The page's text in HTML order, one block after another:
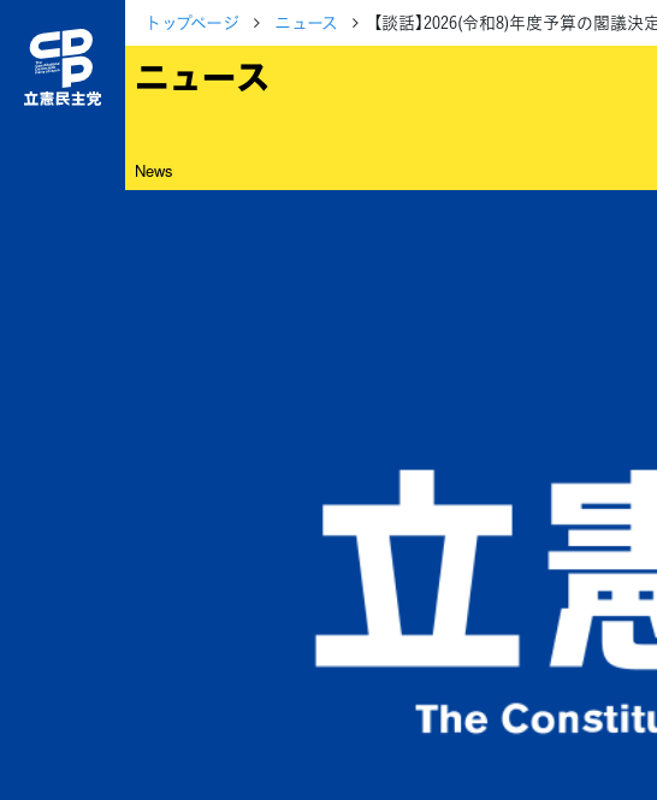
トップページ ニュース 【談話】2026(令和8)年度予算の閣議
ニュース
News